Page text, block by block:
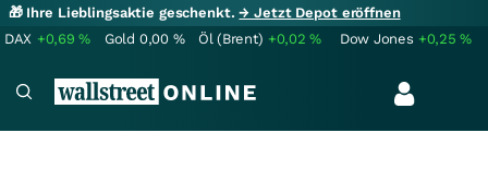
🎁 Ihre Lieblingsaktie geschenkt.→ Jetzt Depot eröffnen
DAX +0,69% Gold 0,00 % Öl (Brent) +0,02% Dow Jones +0,25%